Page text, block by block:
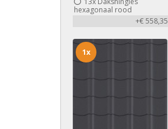
hexagonaal rood
+€ 558,35
1x